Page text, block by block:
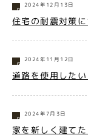
2024年12月13日
住宅の耐震対策
2024年11月12日
道路を使用した
2024年7月3日
家を新しく建て